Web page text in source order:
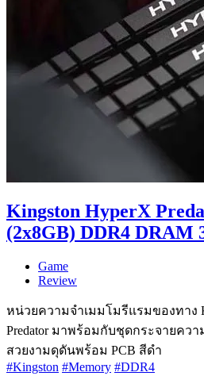
Kingston HyperX
(2x8GB) DDR4 DRAM
Game
Review
หน่วยความจำเมมโมรีแรมของทาง
Predator มาพร้อมกับชุดกระจายคว
สวยงามดุดันพร้อม PCB สีดำ
#Kingston #Memory #DDR4